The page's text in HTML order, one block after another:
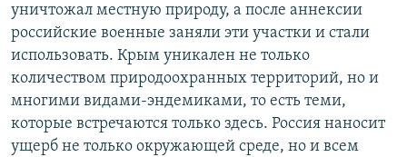
уничтожал местную природу, а после аннексии
российские военные заняли эти участки и стали
использовать. Крым уникален не только
количеством природоохранных территорий, но и
многими видами-эндемиками, то есть теми,
которые встречаются только здесь. Россия наносит
ущерб не только окружающей среде, но и всем